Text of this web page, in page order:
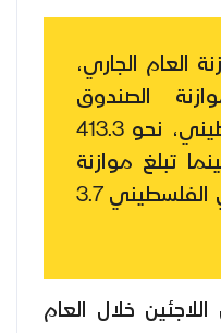
العام الجاري،
الصندوق
القومي الفلسطيني، نحو 413.3
تبلغ موازنة
المجلس الوطني الفلسطيني 3.7
خلال العام